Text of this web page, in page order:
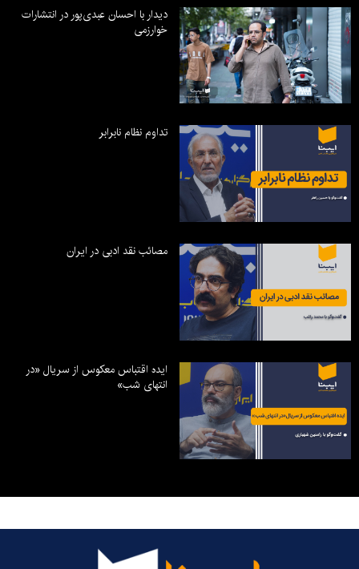
دیدار با احسان عبدی‌پور در انتشارات
خوارزمی
تداوم نظام نابرابر
مصائب نقد ادبی در ایران
ایده اقتباس معکوس از سریال «در
انتهای شب»